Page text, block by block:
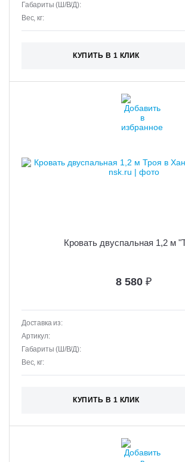
Габариты (Ш/В/Д):
Вес, кг:
КУПИТЬ В 1 КЛИК
Кровать двуспальная 1,2 м
8 580 ₽
Доставка из:
Артикул:
Габариты (Ш/В/Д):
Вес, кг:
КУПИТЬ В 1 КЛИК